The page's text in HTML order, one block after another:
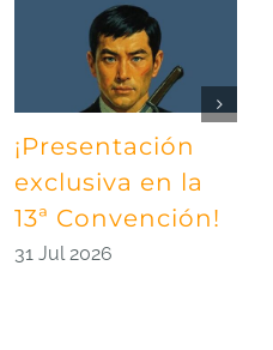
¡Presentación
exclusiva en la
13ª Convención!
31 Jul 2026